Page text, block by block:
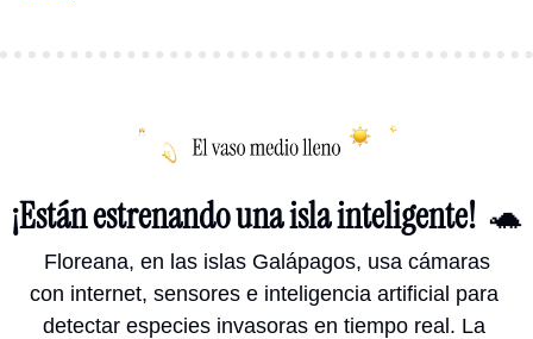
¡Están estrenando una isla inteligente! 🐢
Floreana, en las islas Galápagos, usa cámaras
con internet, sensores e inteligencia artificial para
detectar especies invasoras en tiempo real. La